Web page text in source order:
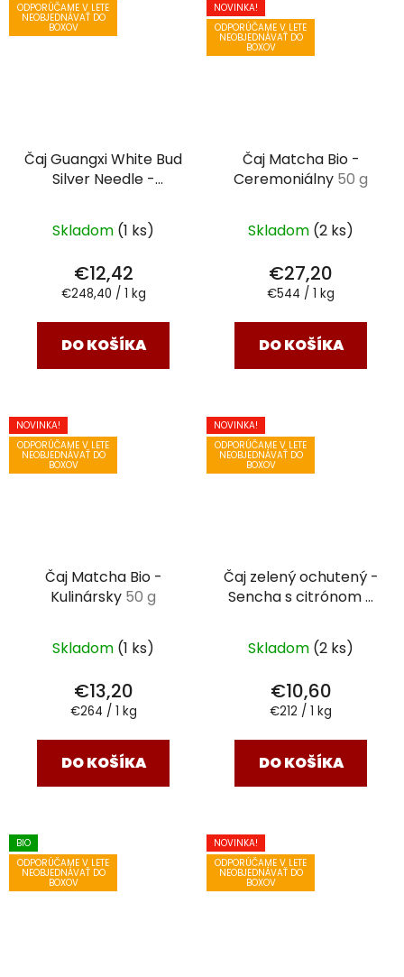
ODPORÚČAME V LETE
NEOBJEDNÁVAŤ DO
BOXOV
Čaj Guangxi White Bud
Silver Needle -
Skladom (1 ks)
€12,42
Jednotková
€248,40 / 1 kg
DO KOŠÍKA
NOVINKA!
ODPORÚČAME V LETE
NEOBJEDNÁVAŤ DO
BOXOV
Čaj Matcha Bio -
Ceremoniálny 50 g
Skladom (2 ks)
€27,20
Jednotková
€544 / 1 kg
DO KOŠÍKA
NOVINKA!
ODPORÚČAME V LETE
NEOBJEDNÁVAŤ DO
BOXOV
Čaj Matcha Bio -
Kulinársky 50 g
Skladom (1 ks)
€13,20
Jednotková
€264 / 1 kg
DO KOŠÍKA
NOVINKA!
ODPORÚČAME V LETE
NEOBJEDNÁVAŤ DO
BOXOV
Čaj zelený ochutený -
Sencha s citrónom a
Skladom (2 ks)
€10,60
Jednotková
€212 / 1 kg
DO KOŠÍKA
BIO
ODPORÚČAME V LETE
NEOBJEDNÁVAŤ DO
BOXOV
NOVINKA!
ODPORÚČAME V LETE
NEOBJEDNÁVAŤ DO
BOXOV